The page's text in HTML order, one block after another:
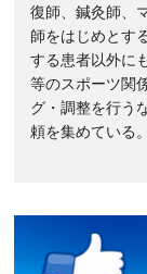
復師、鍼灸師、
師をはじめとす
する患者以外に
等のスポーツ関
グ・調整を行う
頼を集めている。